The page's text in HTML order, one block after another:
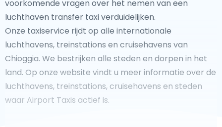
voorkomende vragen over het nemen van een
luchthaven transfer taxi verduidelijken.
Onze taxiservice rijdt op alle internationale
luchthavens, treinstations en cruisehavens van
Chioggia. We bestrijken alle steden en dorpen in het
land. Op onze website vindt u meer informatie over de
luchthavens, treinstations, cruisehavens en steden
waar Airport Taxis actief is.